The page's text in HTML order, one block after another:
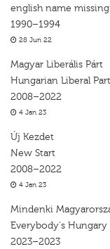
english name missing
1990–1994
28 Jun 22
Magyar Liberális Párt
Hungarian Liberal
2008–2022
4 Jan 23
Új Kezdet
New Start
2008–2022
4 Jan 23
Mindenki
Everybody's
2023–2023